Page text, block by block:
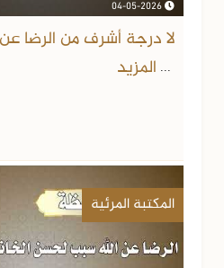
لا درجة أشرف من الرضا عن
... المزيد
المكتبة المرئية